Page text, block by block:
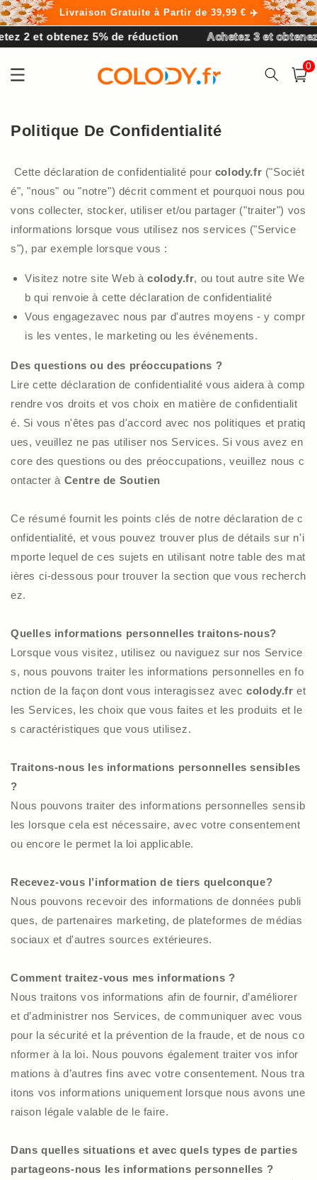
et
passer
au
contenu
Livraison Gratuite à Partir de 39,99 € ✈️
2 et obtenez 5% de réduction Achetez 3 et obtenez
Panier
0
0
Politique De Confidentialité
Cette déclaration de confidentialité pour colody.fr ("Sociét
é", "nous" ou "notre") décrit comment et pourquoi nous pou
vons collecter, stocker, utiliser et/ou partager ("traiter") vos
informations lorsque vous utilisez nos services ("Service
s"), par exemple lorsque vous :
Visitez notre site Web à colody.fr, ou tout autre site We
b qui renvoie à cette déclaration de confidentialité
Vous engagezavec nous par d'autres moyens - y compr
is les ventes, le marketing ou les événements.
Des questions ou des préoccupations ?
Lire cette déclaration de confidentialité vous aidera à comp
rendre vos droits et vos choix en matière de confidentialit
é. Si vous n'êtes pas d'accord avec nos politiques et pratiq
ues, veuillez ne pas utiliser nos Services. Si vous avez en
core des questions ou des préoccupations, veuillez nous c
ontacter à Centre de Soutien
Ce résumé fournit les points clés de notre déclaration de c
onfidentialité, et vous pouvez trouver plus de détails sur n'i
mporte lequel de ces sujets en utilisant notre table des mat
ières ci-dessous pour trouver la section que vous recherch
ez.
Quelles informations personnelles traitons-nous?
Lorsque vous visitez, utilisez ou naviguez sur nos Service
s, nous pouvons traiter les informations personnelles en fo
nction de la façon dont vous interagissez avec colody.fr et
les Services, les choix que vous faites et les produits et le
s caractéristiques que vous utilisez.
Traitons-nous les informations personnelles sensibles
?
Nous pouvons traiter des informations personnelles sensib
les lorsque cela est nécessaire, avec votre consentement
ou encore le permet la loi applicable.
Recevez-vous l’information de tiers quelconque?
Nous pouvons recevoir des informations de données publi
ques, de partenaires marketing, de plateformes de médias
sociaux et d'autres sources extérieures.
Comment traitez-vous mes informations ?
Nous traitons vos informations afin de fournir, d’améliorer
et d’administrer nos Services, de communiquer avec vous
pour la sécurité et la prévention de la fraude, et de nous co
nformer à la loi. Nous pouvons également traiter vos infor
mations à d’autres fins avec votre consentement. Nous tra
itons vos informations uniquement lorsque nous avons une
raison légale valable de le faire.
Dans quelles situations et avec quels types de parties
partageons-nous les informations personnelles ?